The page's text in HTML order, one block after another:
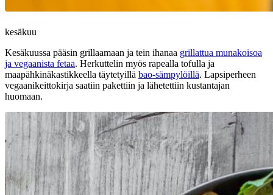
kesäkuu
Kesäkuussa pääsin grillaamaan ja tein ihanaa grillattua munakoisoa
ja vegaanista fetaa. Herkuttelin myös rapealla tofulla ja
maapähkinäkastikkeella täytetyillä bao-sämpylöillä. Lapsiperheen
vegaanikeittokirja saatiin pakettiin ja lähetettiin kustantajan
huomaan.